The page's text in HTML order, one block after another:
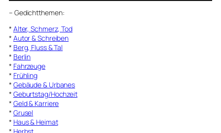
– Gedichtthemen:
* Alter, Schmerz, Tod
* Autor & Schreiben
* Berg, Fluss & Tal
* Berlin
* Fahrzeuge
* Frühling
* Gebäude & Urbanes
* Geburtstag/Hochzeit
* Geld & Karriere
* Grusel
* Haus & Heimat